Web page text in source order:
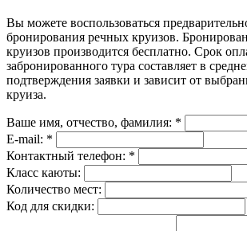
Вы можете воспользоваться
бронирования речных круизов.
круизов производится бесплатно. Срок
забронированного тура составляет в
подтверждения заявки и зависит от
круиза.
Ваше имя, отчество, фамилия: *
E-mail: *
Контактный телефон: *
Класс каюты:
Количество мест:
Код для скидки: